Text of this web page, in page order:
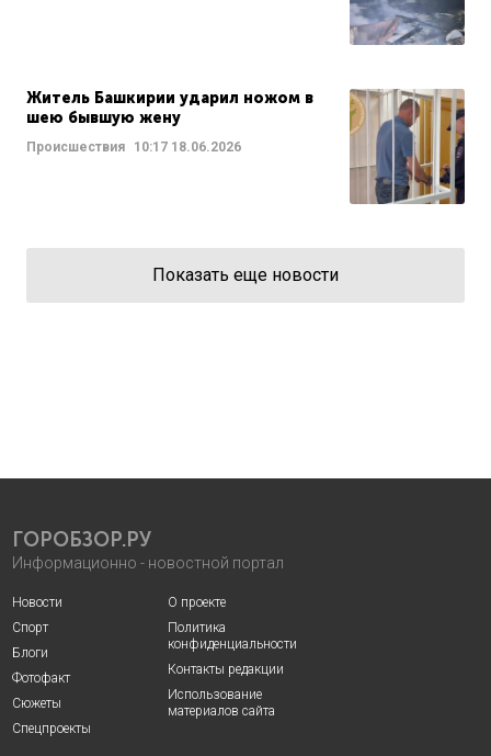
Житель Башкирии ударил ножом в
шею бывшую жену
Происшествия 10:17 18.06.2026
Показать еще новости
ГОРОБЗОР.РУ
Информационно - новостной портал
Новости
Спорт
Блоги
Фотофакт
Сюжеты
Спецпроекты
О проекте
Политика
конфиденциальности
Контакты редакции
Использование
материалов сайта